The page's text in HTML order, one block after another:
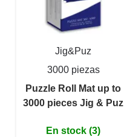
Jig&Puz
3000 piezas
Puzzle Roll Mat up to
3000 pieces Jig & Puz
En stock (3)